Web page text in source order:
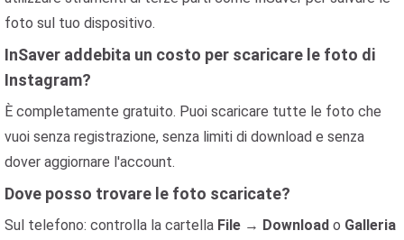
foto sul tuo dispositivo.
InSaver addebita un costo per scaricare le foto di
Instagram?
È completamente gratuito. Puoi scaricare tutte le foto che
vuoi senza registrazione, senza limiti di download e senza
dover aggiornare l'account.
Dove posso trovare le foto scaricate?
Sul telefono: controlla la cartella File → Download o Galleria